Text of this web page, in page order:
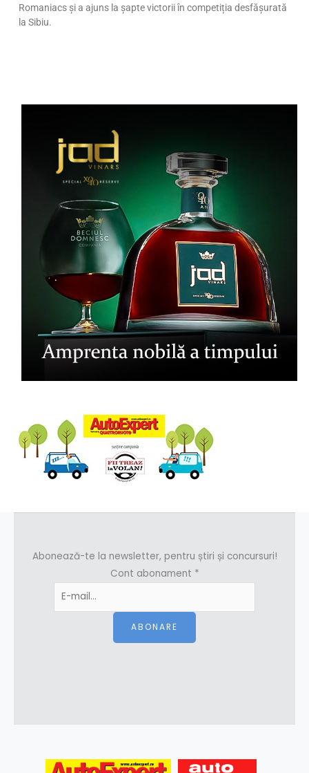
Romaniacs și a ajuns la șapte victorii în competiția desfășurată
la Sibiu.
Abonează-te la newsletter, pentru știri și concursuri!
Cont abonament *
ABONARE